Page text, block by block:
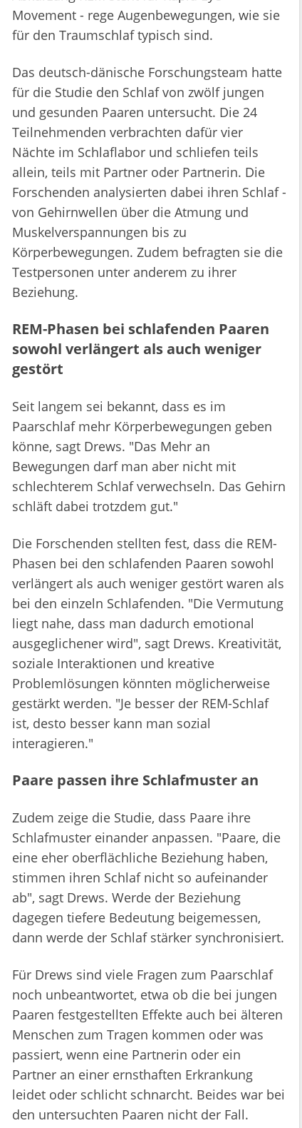
Movement - rege Augenbewegungen, wie sie
für den Traumschlaf typisch sind.
Das deutsch-dänische Forschungsteam hatte
für die Studie den Schlaf von zwölf jungen
und gesunden Paaren untersucht. Die 24
Teilnehmenden verbrachten dafür vier
Nächte im Schlaflabor und schliefen teils
allein, teils mit Partner oder Partnerin. Die
Forschenden analysierten dabei ihren Schlaf -
von Gehirnwellen über die Atmung und
Muskelverspannungen bis zu
Körperbewegungen. Zudem befragten sie die
Testpersonen unter anderem zu ihrer
Beziehung.
REM-Phasen bei schlafenden Paaren
sowohl verlängert als auch weniger
gestört
Seit langem sei bekannt, dass es im
Paarschlaf mehr Körperbewegungen geben
könne, sagt Drews. "Das Mehr an
Bewegungen darf man aber nicht mit
schlechterem Schlaf verwechseln. Das Gehirn
schläft dabei trotzdem gut."
Die Forschenden stellten fest, dass die REM-
Phasen bei den schlafenden Paaren sowohl
verlängert als auch weniger gestört waren als
bei den einzeln Schlafenden. "Die Vermutung
liegt nahe, dass man dadurch emotional
ausgeglichener wird", sagt Drews. Kreativität,
soziale Interaktionen und kreative
Problemlösungen könnten möglicherweise
gestärkt werden. "Je besser der REM-Schlaf
ist, desto besser kann man sozial
interagieren."
Paare passen ihre Schlafmuster an
Zudem zeige die Studie, dass Paare ihre
Schlafmuster einander anpassen. "Paare, die
eine eher oberflächliche Beziehung haben,
stimmen ihren Schlaf nicht so aufeinander
ab", sagt Drews. Werde der Beziehung
dagegen tiefere Bedeutung beigemessen,
dann werde der Schlaf stärker synchronisiert.
Für Drews sind viele Fragen zum Paarschlaf
noch unbeantwortet, etwa ob die bei jungen
Paaren festgestellten Effekte auch bei älteren
Menschen zum Tragen kommen oder was
passiert, wenn eine Partnerin oder ein
Partner an einer ernsthaften Erkrankung
leidet oder schlicht schnarcht. Beides war bei
den untersuchten Paaren nicht der Fall.